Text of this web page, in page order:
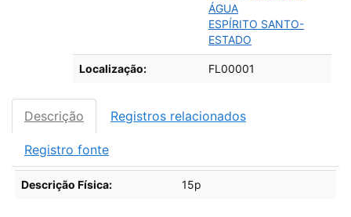
ÁGUA
ESPÍRITO SANTO-
ESTADO
Localização: FL00001
Descrição Registros relacionados
Registro fonte
Descrição
Descrição Física: 15p